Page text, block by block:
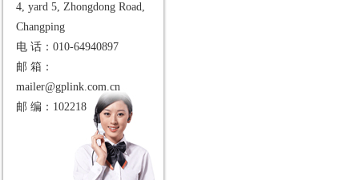
4, yard 5, Zhongdong Road,
Changping
电 话：010-64940897
邮 箱：
mailer@gplink.com.cn
邮 编：102218